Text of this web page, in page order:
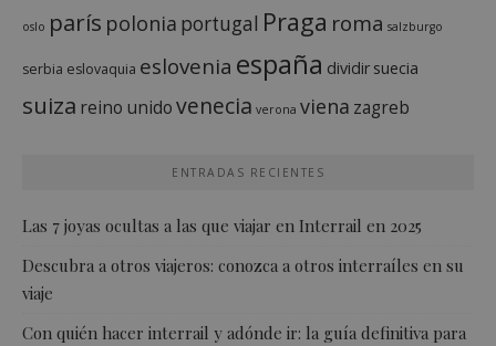
oslo parís polonia portugal Praga roma salzburgo
serbia eslovaquia eslovenia españa dividir suecia
suiza reino unidovenecia verona viena zagreb
ENTRADAS RECIENTES
Las 7 joyas ocultas a las que viajar en Interrail en 2025
Descubra a otros viajeros: conozca a otros interraíles en su
viaje
Con quién hacer interrail y adónde ir: la guía definitiva para